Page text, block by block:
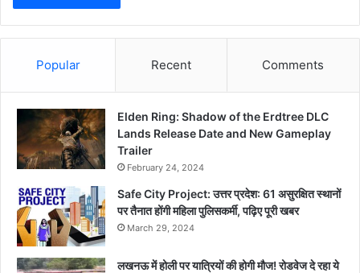
Popular Recent Comments
Elden Ring: Shadow of the Erdtree DLC
Lands Release Date and New Gameplay
Trailer
February 24, 2024
Safe City Project: उत्तर प्रदेश: 61 असुरक्षित स्थानों
पर तैनात होंगी महिला पुलिसकर्मी, पढ़िए पूरी खबर
March 29, 2024
लखनऊ में होली पर यात्रियों की होगी मौज! रोडवेज दे रहा ये